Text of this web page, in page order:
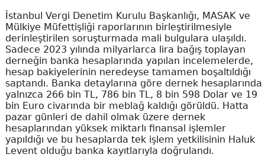
İstanbul Vergi Denetim Kurulu Başkanlığı, MASAK ve
Mülkiye Müfettişliği raporlarının birleştirilmesiyle
derinleştirilen soruşturmada mali bulgulara ulaşıldı.
Sadece 2023 yılında milyarlarca lira bağış toplayan
derneğin banka hesaplarında yapılan incelemelerde,
hesap bakiyelerinin neredeyse tamamen boşaltıldığı
saptandı. Banka detaylarına göre dernek hesaplarında
yalnızca 266 bin TL, 786 bin TL, 8 bin 598 Dolar ve 19
bin Euro civarında bir meblağ kaldığı görüldü. Hatta
pazar günleri de dahil olmak üzere dernek
hesaplarından yüksek miktarlı finansal işlemler
yapıldığı ve bu hesaplarda tek işlem yetkilisinin Haluk
Levent olduğu banka kayıtlarıyla doğrulandı.